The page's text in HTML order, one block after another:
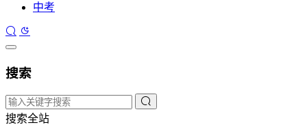
中考
搜索
搜索全站